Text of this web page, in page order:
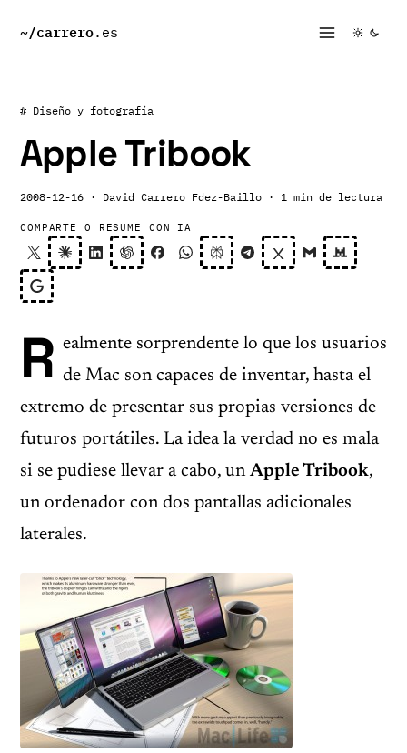
~/carrero.es
# Diseño y fotografía
Apple Tribook
2008-12-16 · David Carrero Fdez-Baillo · 1 min de lectura
COMPARTE O RESUME CON IA
R ealmente sorprendente lo que los usuarios
de Mac son capaces de inventar, hasta el
extremo de presentar sus propias versiones de
futuros portátiles. La idea la verdad no es mala
si se pudiese llevar a cabo, un Apple Tribook,
un ordenador con dos pantallas adicionales
laterales.